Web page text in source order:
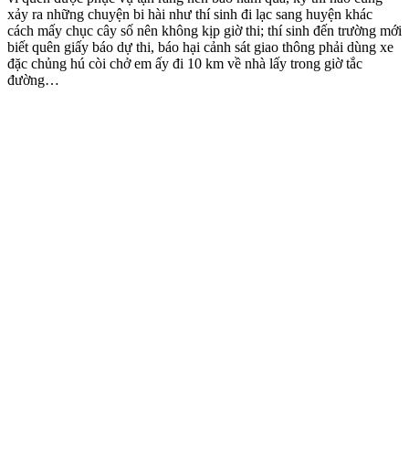
xảy ra những chuyện bi hài như thí sinh đi lạc sang huyện khác
cách mấy chục cây số nên không kịp giờ thi; thí sinh đến trường mới
biết quên giấy báo dự thi, báo hại cảnh sát giao thông phải dùng xe
đặc chủng hú còi chở em ấy đi 10 km về nhà lấy trong giờ tắc
đường…